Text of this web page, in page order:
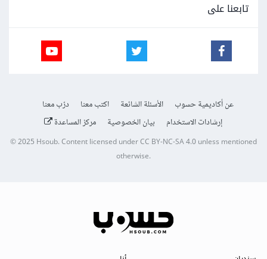
تابعنا على
عن أكاديمية حسوب الأسئلة الشائعة اكتب معنا
درّب معنا
إرشادات الاستخدام
بيان الخصوصية مركز المساعدة
© 2025Hsoub.Content licensed underCC BY-NC-SA 4.0unless mentioned
otherwise.